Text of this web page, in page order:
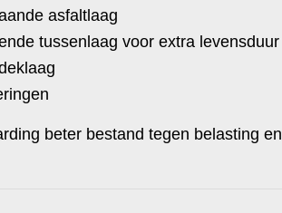
asfaltlaag
tussenlaag voor extra levensduur
beter bestand tegen belasting en